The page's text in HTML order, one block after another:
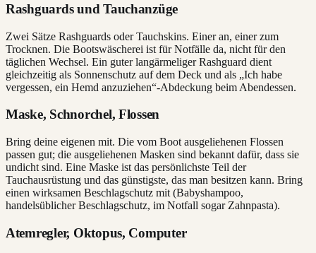
Rashguards und Tauchanzüge
Zwei Sätze Rashguards oder Tauchskins. Einer an, einer zum
Trocknen. Die Bootswäscherei ist für Notfälle da, nicht für den
täglichen Wechsel. Ein guter langärmeliger Rashguard dient
gleichzeitig als Sonnenschutz auf dem Deck und als „Ich habe
vergessen, ein Hemd anzuziehen“-Abdeckung beim Abendessen.
Maske, Schnorchel, Flossen
Bring deine eigenen mit. Die vom Boot ausgeliehenen Flossen
passen gut; die ausgeliehenen Masken sind bekannt dafür, dass sie
undicht sind. Eine Maske ist das persönlichste Teil der
Tauchausrüstung und das günstigste, das man besitzen kann. Bring
einen wirksamen Beschlagschutz mit (Babyshampoo,
handelsüblicher Beschlagschutz, im Notfall sogar Zahnpasta).
Atemregler, Oktopus, Computer